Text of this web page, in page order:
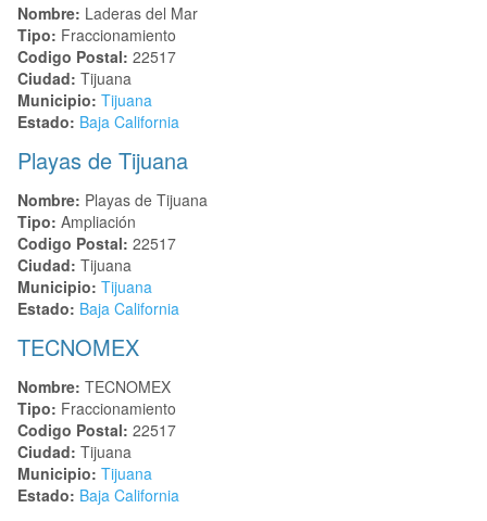
Nombre: Laderas del Mar
Tipo: Fraccionamiento
Codigo Postal: 22517
Ciudad: Tijuana
Municipio: Tijuana
Estado: Baja California
Playas de Tijuana
Nombre: Playas de Tijuana
Tipo: Ampliación
Codigo Postal: 22517
Ciudad: Tijuana
Municipio: Tijuana
Estado: Baja California
TECNOMEX
Nombre: TECNOMEX
Tipo: Fraccionamiento
Codigo Postal: 22517
Ciudad: Tijuana
Municipio: Tijuana
Estado: Baja California